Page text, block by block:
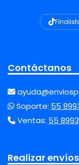
Contáctanos
Soporte: 55
Ventas: 55
Realizar envíos